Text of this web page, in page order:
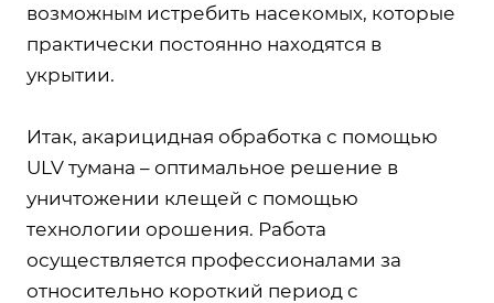
возможным истребить насекомых, которые
практически постоянно находятся в
укрытии.
Итак, акарицидная обработка с помощью
ULV тумана – оптимальное решение в
уничтожении клещей с помощью
технологии орошения. Работа
осуществляется профессионалами за
относительно короткий период с